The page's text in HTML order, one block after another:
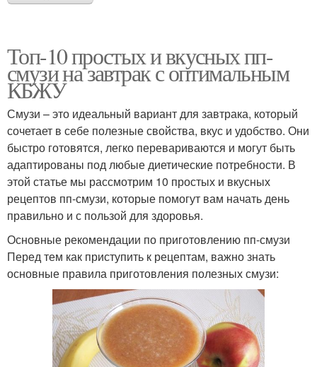
Топ-10 простых и вкусных пп-
смузи на завтрак с оптимальным
КБЖУ
Смузи – это идеальный вариант для завтрака, который
сочетает в себе полезные свойства, вкус и удобство. Они
быстро готовятся, легко перевариваются и могут быть
адаптированы под любые диетические потребности. В
этой статье мы рассмотрим 10 простых и вкусных
рецептов пп-смузи, которые помогут вам начать день
правильно и с пользой для здоровья.
Основные рекомендации по приготовлению пп-смузи
Перед тем как приступить к рецептам, важно знать
основные правила приготовления полезных смузи: